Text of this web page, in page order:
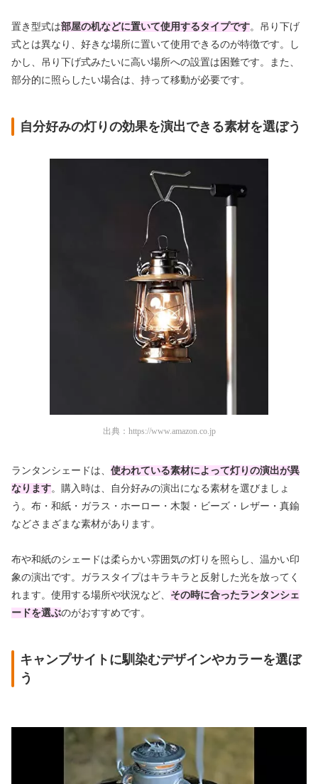
置き型式は部屋の机などに置いて使用するタイプです。吊り下げ
式とは異なり、好きな場所に置いて使用できるのが特徴です。し
かし、吊り下げ式みたいに高い場所への設置は困難です。また、
部分的に照らしたい場合は、持って移動が必要です。
自分好みの灯りの効果を演出できる素材を選ぼう
出典： https://www.amazon.co.jp
ランタンシェードは、 使われている素材によって灯りの演出が異
なります。購入時は、自分好みの演出になる素材を選びましょ
う。布・和紙・ガラス・ホーロー・木製・ビーズ・レザー・真鍮
などさまざまな素材があります。
布や和紙のシェードは柔らかい雰囲気の灯りを照らし、温かい印
象の演出です。ガラスタイプはキラキラと反射した光を放ってく
れます。使用する場所や状況など、 その時に合ったランタンシェ
ードを選ぶのがおすすめです。
キャンプサイトに馴染むデザインやカラーを選ぼ
う